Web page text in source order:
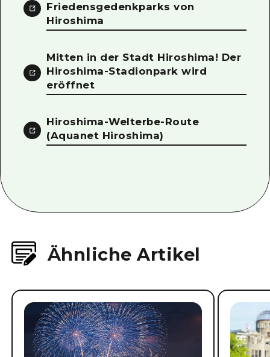
Friedensgedenkparks von
Hiroshima
Mitten in der Stadt Hiroshima! Der
Hiroshima-Stadionpark wird
eröffnet
Hiroshima-Welterbe-Route
(Aquanet Hiroshima)
Ähnliche Artikel